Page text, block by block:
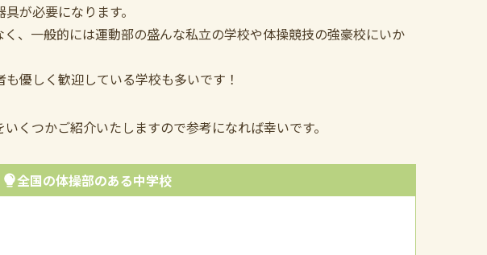
が必要になります。
、一般的には運動部の盛んな私立の学校や体操競技の強豪校にいか
優しく歓迎している学校も多いです！
くつかご紹介いたしますので参考になれば幸いです。
全国の体操部のある中学校